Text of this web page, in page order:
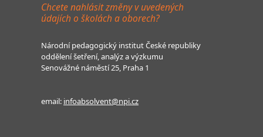
Chcete nahlásit změny v uvedených
údajích o školách a oborech?
Národní pedagogický institut České republiky
oddělení šetření, analýz a výzkumu
Senovážné náměstí 25, Praha 1
email: infoabsolvent@npi.cz